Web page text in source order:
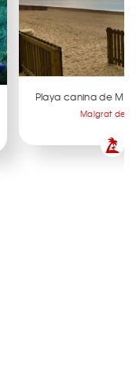
Playa canina de
Malgrat de